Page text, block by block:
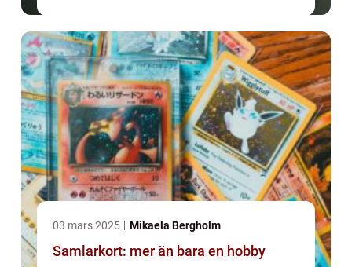
03 mars 2025 Mikaela Bergholm
Samlarkort: mer än bara en hobby